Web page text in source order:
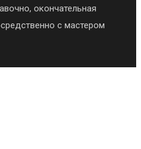
окончательная
с мастером